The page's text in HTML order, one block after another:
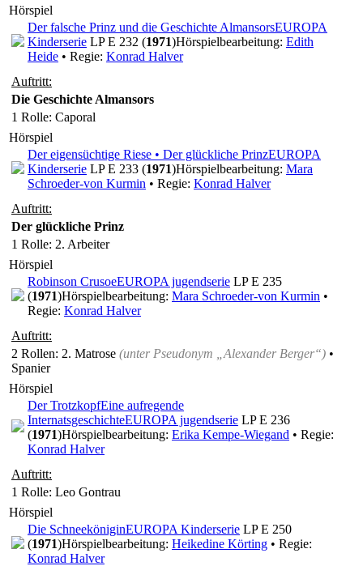
Hörspiel
Der falsche Prinz und die Geschichte AlmansorsEUROPA
Kinderserie LP E 232 (1971)Hörspielbearbeitung: Edith
Heide • Regie: Konrad Halver
Auftritt:
Die Geschichte Almansors
1 Rolle: Caporal
Hörspiel
Der eigensüchtige Riese • Der glückliche PrinzEUROPA
Kinderserie LP E 233 (1971)Hörspielbearbeitung: Mara
Schroeder-von Kurmin • Regie: Konrad Halver
Auftritt:
Der glückliche Prinz
1 Rolle: 2. Arbeiter
Hörspiel
Robinson CrusoeEUROPA jugendserie LP E 235
(1971)Hörspielbearbeitung: Mara Schroeder-von Kurmin •
Regie: Konrad Halver
Auftritt:
2 Rollen: 2. Matrose (unter Pseudonym „Alexander Berger“) •
Spanier
Hörspiel
Der TrotzkopfEine aufregende
InternatsgeschichteEUROPA jugendserie LP E 236
(1971)Hörspielbearbeitung: Erika Kempe-Wiegand • Regie:
Konrad Halver
Auftritt:
1 Rolle: Leo Gontrau
Hörspiel
Die SchneeköniginEUROPA Kinderserie LP E 250
(1971)Hörspielbearbeitung: Heikedine Körting • Regie:
Konrad Halver